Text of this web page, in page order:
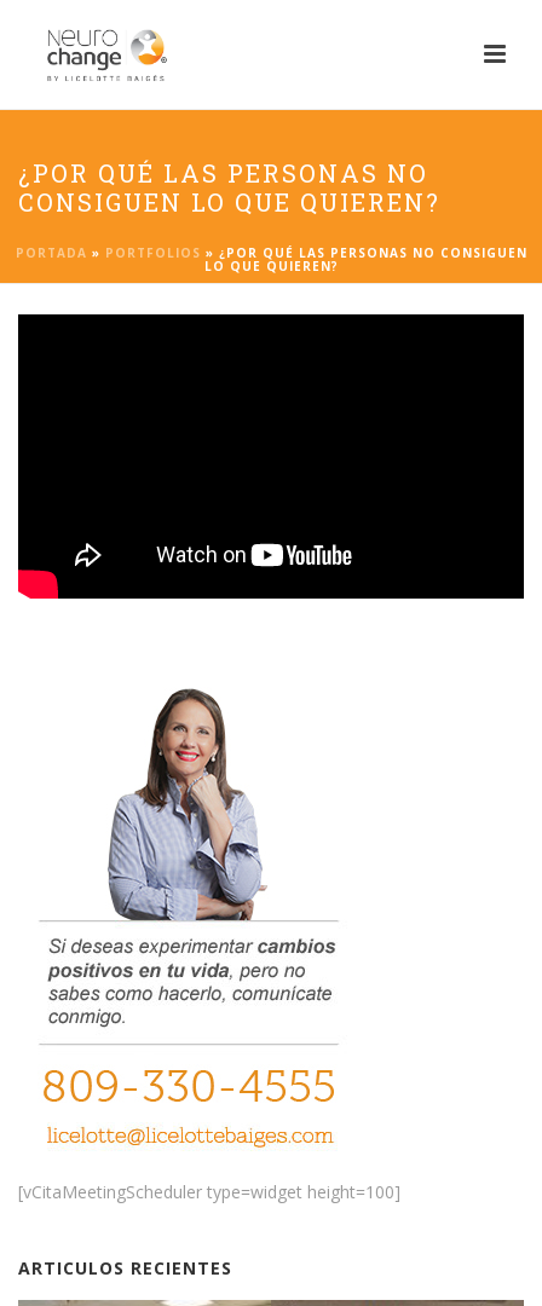
¿POR QUÉ LAS PERSONAS NO
CONSIGUEN LO QUE QUIEREN?
PORTADA » PORTFOLIOS » ¿POR QUÉ LAS PERSONAS NO CONSIGUEN
LO QUE QUIEREN?
[vCitaMeetingScheduler type=widget height=100]
ARTICULOS RECIENTES